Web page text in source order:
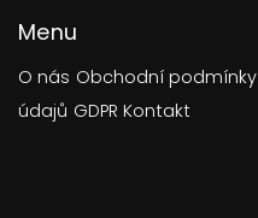
Menu
O nás Obchodní podmínky
údajů GDPR Kontakt